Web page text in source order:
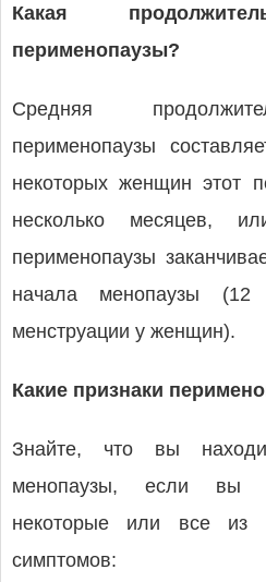
Какая
перименопаузы?
Средняя
перименопаузы
некоторых женщин этот
несколько месяцев,
перименопаузы
начала менопаузы (12
менструации у женщин).
Какие признаки
Знайте, что вы
менопаузы, если вы
некоторые или все из
симптомов: